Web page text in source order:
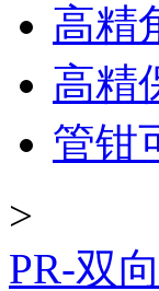
高精
高精
管钳
>
PR-双